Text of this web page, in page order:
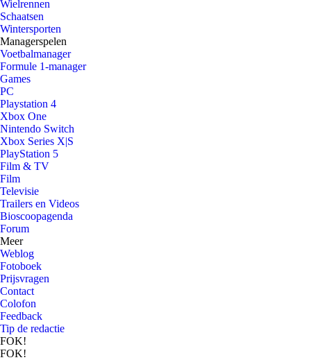
Wielrennen
Schaatsen
Wintersporten
Managerspelen
Voetbalmanager
Formule 1-manager
Games
PC
Playstation 4
Xbox One
Nintendo Switch
Xbox Series X|S
PlayStation 5
Film & TV
Film
Televisie
Trailers en Videos
Bioscoopagenda
Forum
Meer
Weblog
Fotoboek
Prijsvragen
Contact
Colofon
Feedback
Tip de redactie
FOK!
FOK!